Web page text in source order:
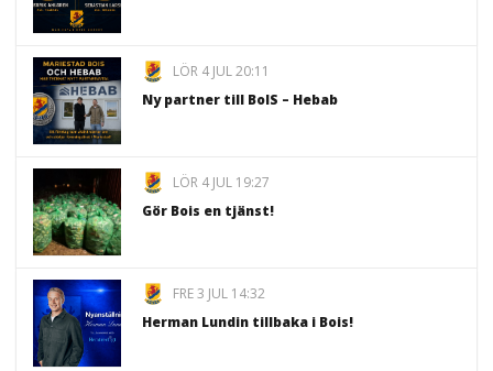
LÖR 4 JUL 20:11
Ny partner till BoIS – Hebab
LÖR 4 JUL 19:27
Gör Bois en tjänst!
FRE 3 JUL 14:32
Herman Lundin tillbaka i Bois!